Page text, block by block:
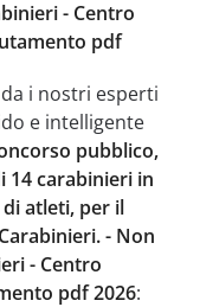
- Centro
pdf
i nostri esperti
e intelligente
pubblico,
14 carabinieri in
atleti, per il
- Non
- Centro
pdf 2026: